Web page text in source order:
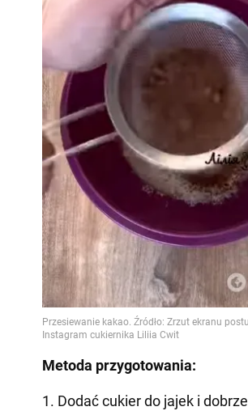
Metoda przygotowania:
1. Dodać cukier do jajek i dobrze